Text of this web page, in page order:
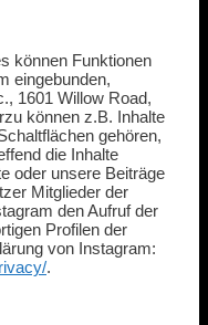
können Funktionen
eingebunden,
1601 Willow Road,
können z.B. Inhalte
gehören,
die Inhalte
oder unsere Beiträge
Mitglieder der
den Aufruf der
Profilen der
von Instagram:
.